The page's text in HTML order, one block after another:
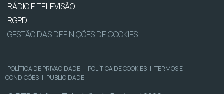
RÁDIO E TELEVISÃO
RGPD
GESTÃO DAS DEFINIÇÕES DE COOKIES
POLÍTICA DE PRIVACIDADE | POLÍTICA DE COOKIES | TERMOS E
CONDIÇÕES | PUBLICIDADE